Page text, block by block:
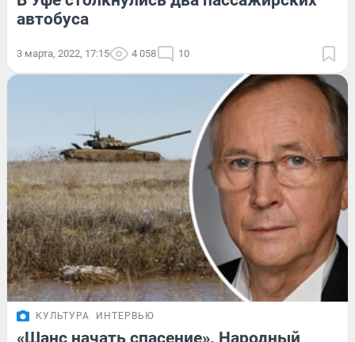
автобуса
3 марта, 2022, 17:15 4 058 10
КУЛЬТУРА ИНТЕРВЬЮ
«Шанс начать спасение». Народный